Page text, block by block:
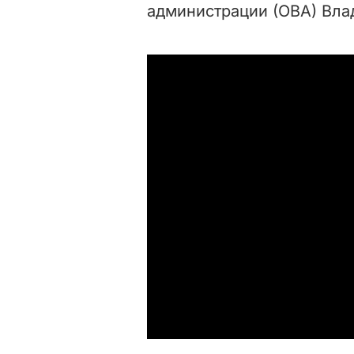
администрации (ОВА)